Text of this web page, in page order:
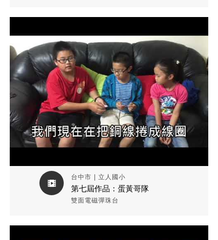
台中市 | 立人國小
第七屆作品：蛋黃哥隊
雙面電磁彈珠台